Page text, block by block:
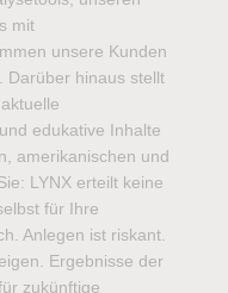
mit
unsere Kunden
Darüber hinaus stellt
edukative Inhalte
amerikanischen und
LYNX erteilt keine
für Ihre
Anlegen ist riskant.
Ergebnisse der
zukünftige